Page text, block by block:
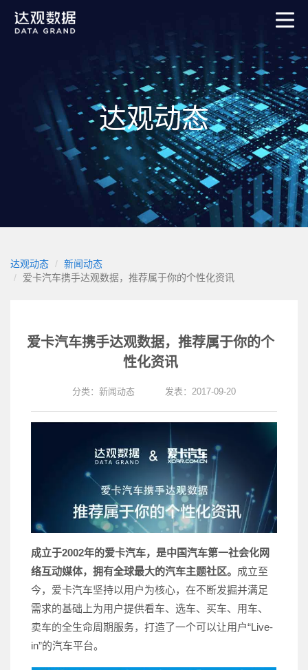
达观动态
达观动态
新闻动态
爱卡汽车携手达观数据，推荐属于你的个性化资讯
爱卡汽车携手达观数据，推荐属于你的个
性化资讯
分类： 新闻动态 发表：2017-09-20
成立于2002年的爱卡汽车，是中国汽车第一社会化网
络互动媒体，拥有全球最大的汽车主题社区。 成立至
今，爱卡汽车坚持以用户为核心，在不断发掘并满足
需求的基础上为用户提供看车、选车、买车、用车、
卖车的全生命周期服务，打造了一个可以让用户“Live-
in”的汽车平台。